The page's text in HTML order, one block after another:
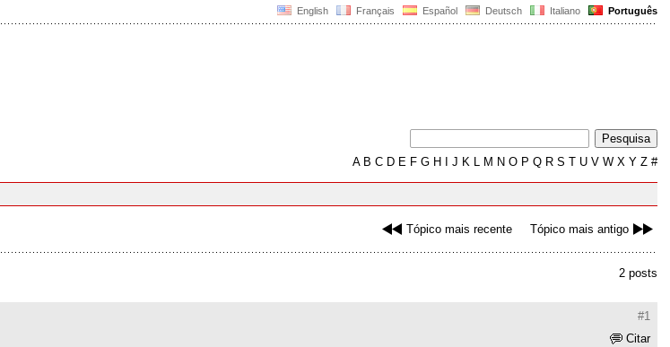
English Français Español Deutsch Italiano Português
AB C D E F G H J K L M N O P Q R S T U V W X Y Z #
Tópico mais recente Tópico mais antigo
2 posts
#1
Citar